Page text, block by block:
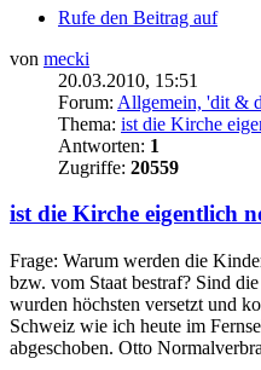
Rufe den Beitrag auf
von mecki
20.03.2010, 15:51
Forum: Allgemein, 'dit &
Thema: ist die Kirche
Antworten: 1
Zugriffe: 20559
ist die Kirche eigentlich
Frage: Warum werden die
bzw. vom Staat bestraf? Sind
wurden höchsten versetzt und
Schweiz wie ich heute im
abgeschoben. Otto